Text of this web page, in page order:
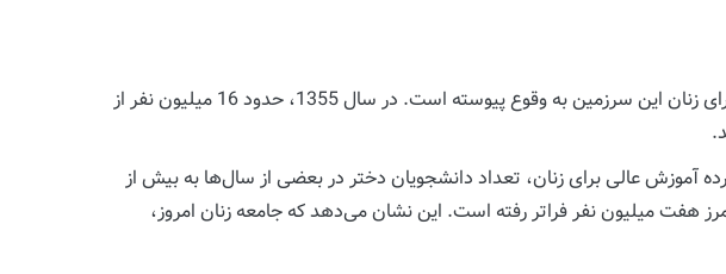
عرصه تحولی بسیار بزرگ دیگر که نیازمند توجه ویژه است، اتفاقات مهمی است که طی 40 سال گذشته برای زنان این سرزمین به وقوع پیوسته است. در سال 1355، حدود 16 میلیون نفر از
دانشجو بوده‌اند. طی 40 سال گذشته با توسعه گسترده آموزش عالی برای زنان، تعداد دانشجویان دختر در بعضی از سال‌ها به بیش از
تحصیلات عالی، هم‌اینک از مرز هفت میلیون نفر فراتر رفته است. این نشان می‌دهد که جامعه زنان امروز،